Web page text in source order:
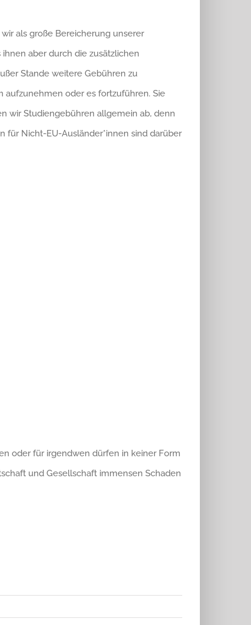
als große Bereicherung unserer
aber durch die zusätzlichen
Stande weitere Gebühren zu
oder es fortzuführen. Sie
wir Studiengebühren allgemein ab, denn
für Nicht-EU-Ausländer*innen sind darüber
oder für irgendwen dürfen in keiner Form
und Gesellschaft immensen Schaden